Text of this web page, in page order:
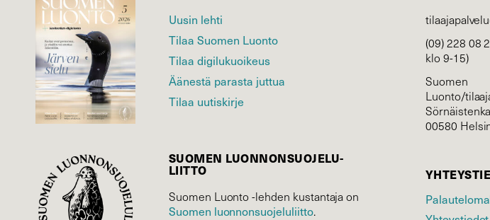
Uusin lehti
Tilaa Suomen Luonto
Tilaa digilukuoikeus
Äänestä parasta juttua
Tilaa uutiskirje
SUOMEN LUONNON­SUOJELU­
LIITTO
Suomen Luonto -lehden kustantaja on
Suomen luonnonsuojelu­liitto.
(09) 228 08
klo 9-15)
Suomen
Luonto/
00580